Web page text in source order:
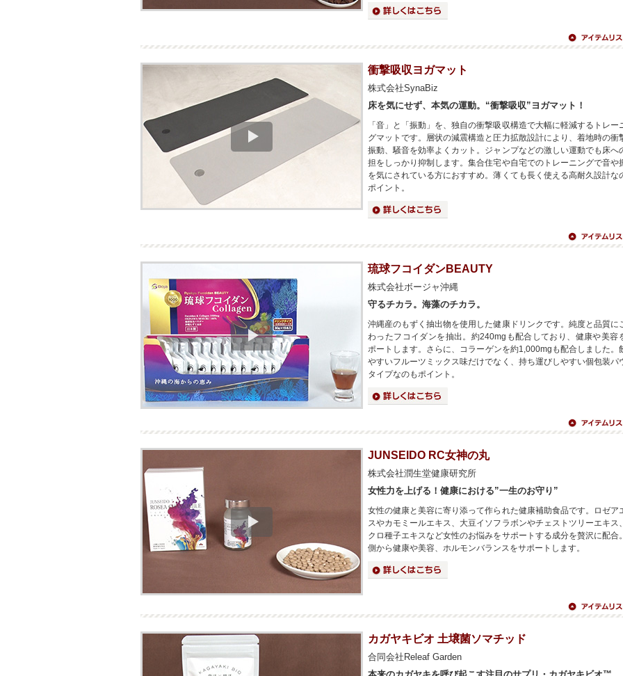
詳細はこちら
アイテムリ
へ
衝撃吸収ヨガマット
株式会社SynaBiz
床を気にせず、本気の運動。“衝撃吸収”ヨガマット！
「音」と「振動」を、独自の衝撃吸収構造で大幅に軽減するトレー
グマットです。層状の減震構造と圧力拡散設計により、着地時の衝
振動、騒音を効率よくカット。ジャンプなどの激しい運動でも床へ
担をしっかり抑制します。集合住宅や自宅でのトレーニングで音や
を気にされている方におすすめ。薄くても長く使える高耐久設計な
ポイント。
詳細はこちら
アイテムリ
へ
琉球フコイダンBEAUTY
株式会社ボージャ沖縄
守るチカラ。海藻のチカラ。
沖縄産のもずく抽出物を使用した健康ドリンクです。純度と品質に
わったフコイダンを抽出。約240mgも配合しており、健康や美容
ポートします。さらに、コラーゲンを約1,000mgも配合しました。
やすいフルーツミックス味だけでなく、持ち運びしやすい個包装パ
タイプなのもポイント。
詳細はこちら
アイテムリ
へ
JUNSEIDO RC女神の丸
株式会社潤生堂健康研究所
女性力を上げる！健康における”一生のお守り”
女性の健康と美容に寄り添って作られた健康補助食品です。ロゼア
スやカモミールエキス、大豆イソフラボンやチェストツリーエキス
クロ種子エキスなど女性のお悩みをサポートする成分を贅沢に配合
側から健康や美容、ホルモンバランスをサポートします。
詳細はこちら
アイテムリ
へ
カガヤキビオ 土壌菌ソマチッド
合同会社Releaf Garden